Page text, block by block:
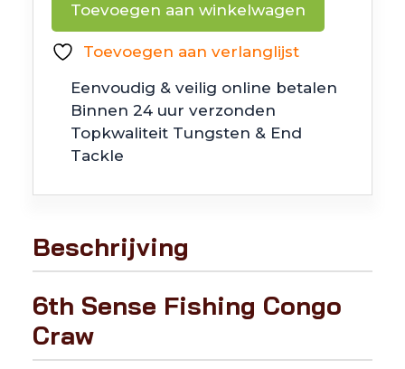
Fishing
aantal
Toevoegen aan winkelwagen
Toevoegen aan verlanglijst
Eenvoudig & veilig online betalen
Binnen 24 uur verzonden
Topkwaliteit Tungsten & End
Tackle
Beschrijving
6th Sense Fishing Congo
Craw